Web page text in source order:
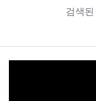
검색